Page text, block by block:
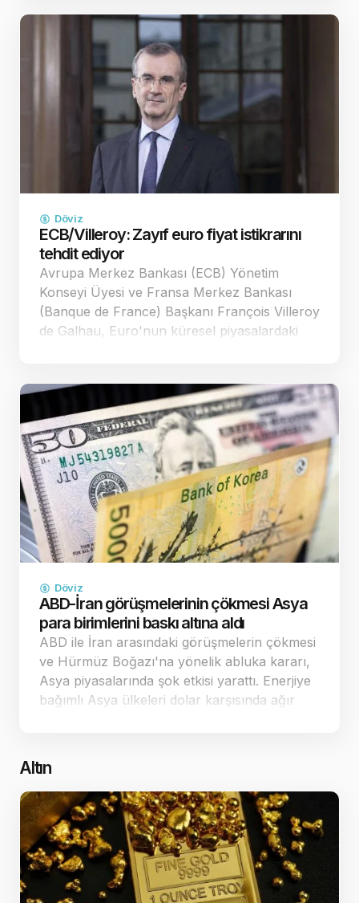
Döviz
ECB/Villeroy: Zayıf euro fiyat istikrarını
tehdit ediyor
Avrupa Merkez Bankası (ECB) Yönetim
Konseyi Üyesi ve Fransa Merkez Bankası
(Banque de France) Başkanı François Villeroy
de Galhau, Euro'nun küresel piyasalardaki
dikkat çekerek, y…
Döviz
ABD-İran görüşmelerinin çökmesi Asya
para birimlerini baskı altına aldı
ABD ile İran arasındaki görüşmelerin çökmesi
ve Hürmüz Boğazı'na yönelik abluka kararı,
Asya piyasalarında şok etkisi yarattı. Enerjiye
bağımlı Asya ülkeleri dolar karşısında ağır
Altın